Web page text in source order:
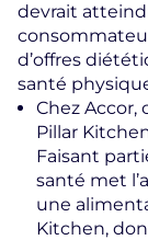
devrait
d’offres
santé
Chez
Pillar
Faisant
santé met
une
Kitchen,